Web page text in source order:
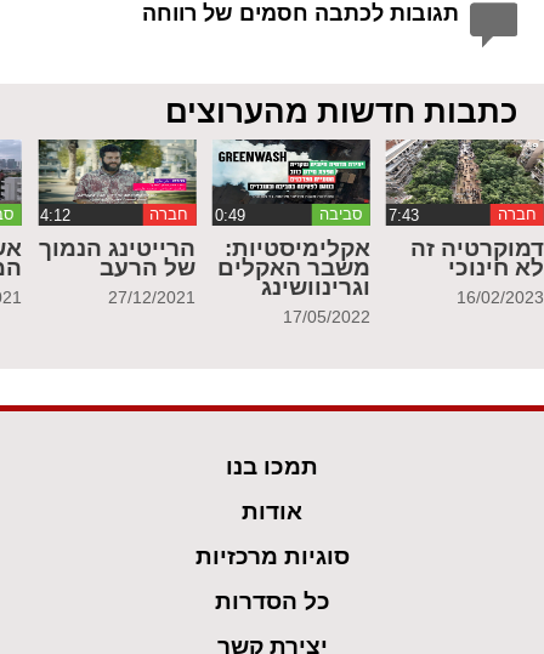
תגובות לכתבה חסמים של רווחה
כתבות חדשות מהערוצים
חברה
דמוקרטיה זה
לא חינוכי
16/02/2023
סביבה ‏0:49
אקלימיסטיות:
משבר האקלים
וגרינוושינג
17/05/2022
חברה
הרייטינג הנמוך
של הרעב
27/12/2021
תמכו בנו
אודות
סוגיות מרכזיות
כל הסדרות
יצירת קשר